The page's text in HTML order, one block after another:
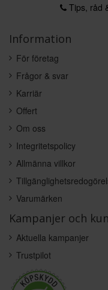
Tips, råd
Information
För företag
Frågor & svar
Karriär
Offert
Om oss
Integritetspolicy
Allmänna villkor
Varumärken
Kampanjer och
Aktuella kampanjer
Trustpilot